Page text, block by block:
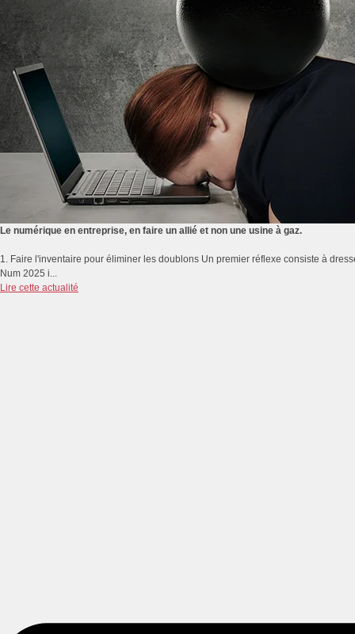
Le numérique en entreprise, en faire un allié et non une usine à gaz.
1. Faire l'inventaire pour éliminer les doublons Un premier réflexe consiste à
Num 2025 i...
Lire cette actualité